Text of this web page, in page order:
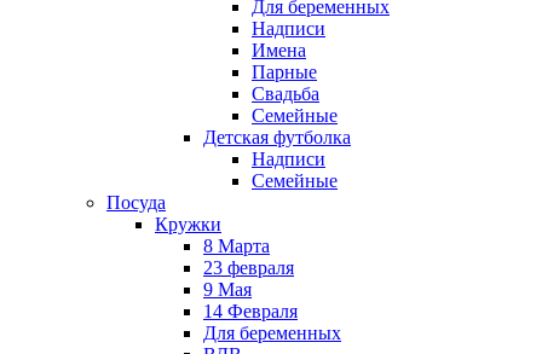
Для беременных
Надписи
Имена
Парные
Свадьба
Семейные
Детская футболка
Надписи
Семейные
Посуда
Кружки
8 Марта
23 февраля
9 Мая
14 Февраля
Для беременных